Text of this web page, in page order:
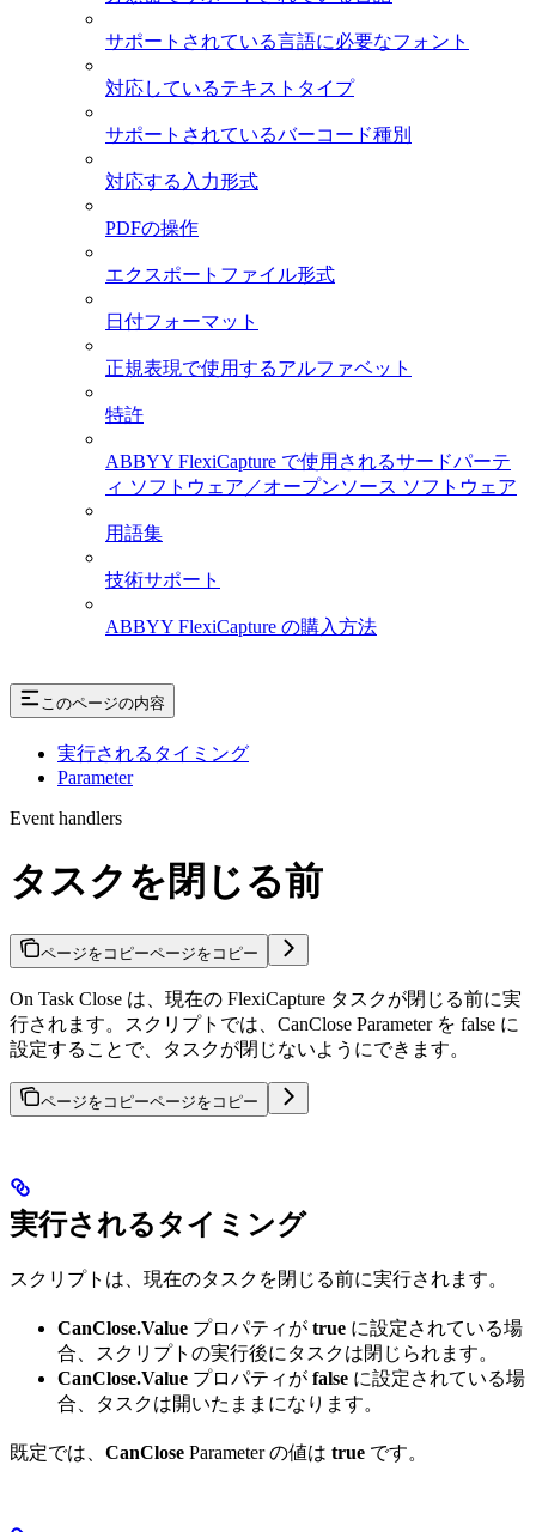
サポートされている言語に必要なフォント
対応しているテキストタイプ
サポートされているバーコード種別
対応する入力形式
PDFの操作
エクスポートファイル形式
日付フォーマット
正規表現で使用するアルファベット
特許
ABBYY FlexiCapture で使用されるサードパーテ
ィ ソフトウェア／オープンソース ソフトウェア
用語集
技術サポート
ABBYY FlexiCapture の購入方法
このページの内容
実行されるタイミング
Parameter
Event handlers
タスクを閉じる前
ページをコピーページをコピー
On Task Close は、現在の FlexiCapture タスクが閉じる前に実
行されます。スクリプトでは、CanClose Parameter を false に
設定することで、タスクが閉じないようにできます。
ページをコピーページをコピー
実行されるタイミング
スクリプトは、現在のタスクを閉じる前に実行されます。
CanClose.Value プロパティが true に設定されている場
合、スクリプトの実行後にタスクは閉じられます。
CanClose.Value プロパティが false に設定されている場
合、タスクは開いたままになります。
既定では、 CanClose Parameter の値は true です。